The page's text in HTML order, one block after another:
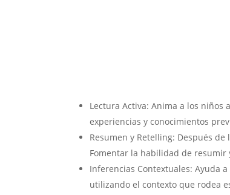
Lectura Activa: Anima a los niños
experiencias y conocimientos
Resumen y Retelling: Después
Fomentar la habilidad de resumir
Inferencias Contextuales: Ayuda
utilizando el contexto que rodea